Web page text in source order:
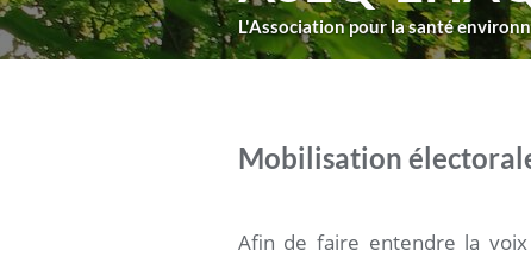
L'Association pour la santé
Mobilisation
Afin de faire entendre la